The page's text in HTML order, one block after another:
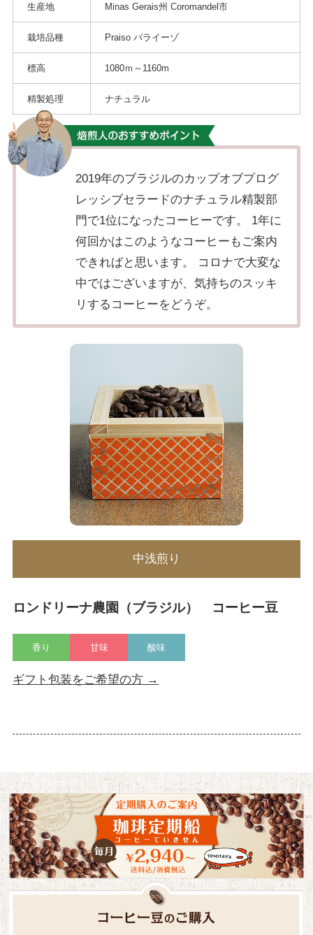
生産地 Minas Gerais州 Coromandel市
栽培品種 Praiso パライーゾ
標高 1080ｍ～1160m
精製処理 ナチュラル
2019年のブラジルのカップオブプログ
レッシブセラードのナチュラル精製部
門で1位になったコーヒーです。 1年に
何回かはこのようなコーヒーもご案内
できればと思います。 コロナで大変な
中ではございますが、気持ちのスッキ
リするコーヒーをどうぞ。
中浅煎り
ロンドリーナ農園（ブラジル） コーヒー豆
香り 甘味 酸味
ギフト包装をご希望の方 →